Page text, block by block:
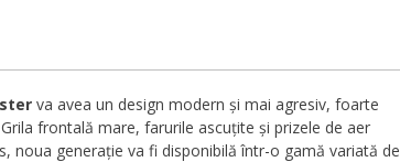
va avea un design modern și mai agresiv, foarte
frontală mare, farurile ascuțite și prizele de aer
noua generație va fi disponibilă într-o gamă variată de